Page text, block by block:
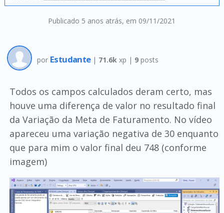
Publicado 5 anos atrás, em 09/11/2021
por Estudante | 71.6k xp | 9posts
Todos os campos calculados deram certo, mas
houve uma diferença de valor no resultado final
da Variação da Meta de Faturamento. No vídeo
apareceu uma variação negativa de 30 enquanto
que para mim o valor final deu 748 (conforme
imagem)